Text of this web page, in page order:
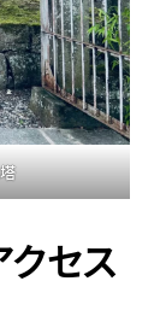
セス